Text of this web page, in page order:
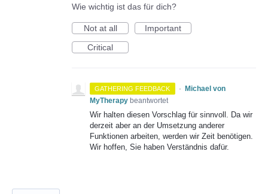
Wie wichtig ist das für dich?
Not at all
Important
Critical
GATHERING FEEDBACK ·
Michael von
MyTherapy beantwortet
Wir halten diesen Vorschlag für sinnvoll. Da wir
derzeit aber an der Umsetzung anderer
Funktionen arbeiten, werden wir Zeit benötigen.
Wir hoffen, Sie haben Verständnis dafür.